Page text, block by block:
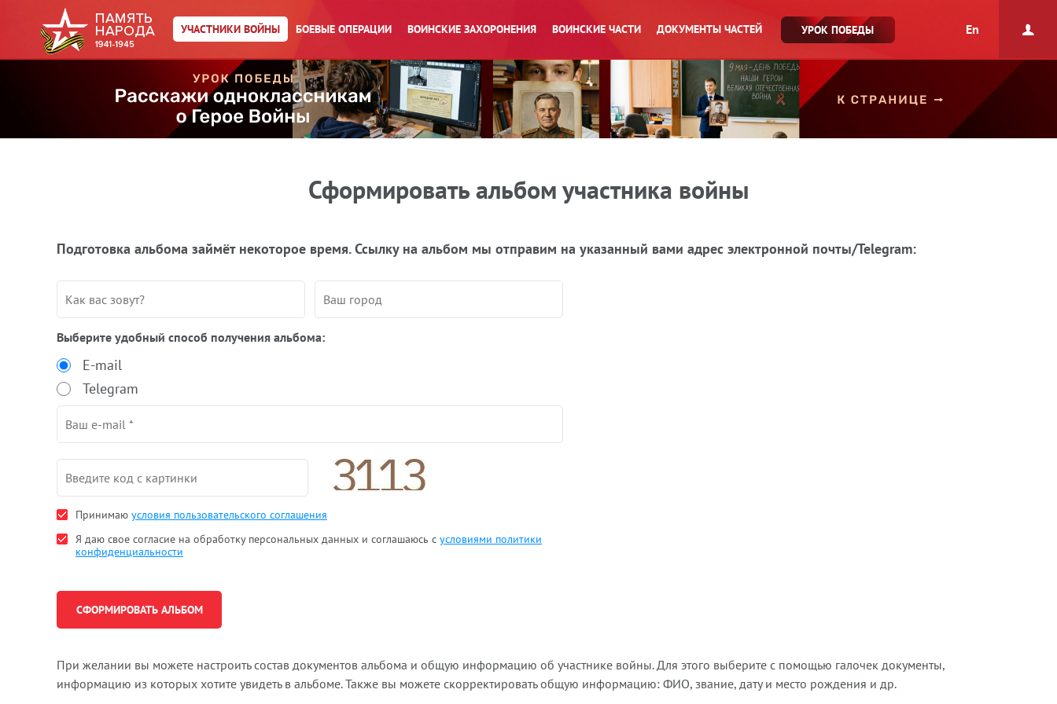
УЧАСТНИКИ ВОЙНЫ БОЕВЫЕ ОПЕРАЦИИ ВОИНСКИЕ ЗАХОРОНЕНИЯ ВОИНСКИЕ ЧАСТИ ДОКУМЕНТЫ ЧАСТЕЙ УРОК ПОБЕДЫ En
Сформировать альбом участника войны
Подготовка альбома займёт некоторое время. Ссылку на альбом мы отправим на указанный вами адрес электронной почты/Telegram:
Выберите удобный способ получения альбома:
E-mail
Telegram
Принимаю условия пользовательского соглашения
Я даю свое согласие на обработку персональных данных и соглашаюсь с условиями политики
конфиденциальности
При желании вы можете настроить состав документов альбома и общую информацию об участнике войны. Для этого выберите с помощью галочек документы,
информацию из которых хотите увидеть в альбоме. Также вы можете скорректировать общую информацию: ФИО, звание, дату и место рождения и др.